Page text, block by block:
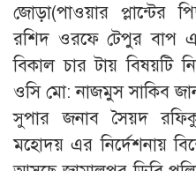
জোড়া(পাওয়ার প্লান্টের
রশিদ ওরফে টেপুর বাপ
বিকাল চার টায় বিষয়টি
ওসি মো: নাজমুস সাকিব
সুপার জনাব সৈয়দ
মহোদয় এর নির্দেশনায়